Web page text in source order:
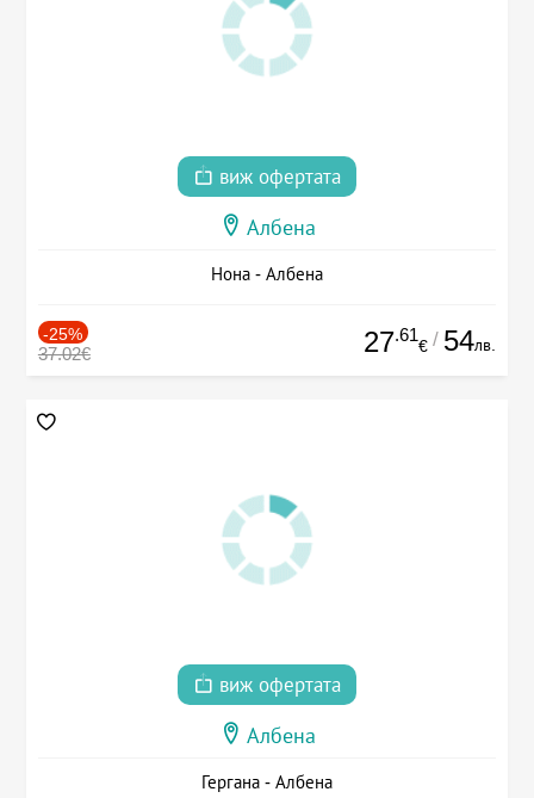
виж офертата
Албена
Нона - Албена
-25%
37.02€ 27.61
€ / 54лв.
виж офертата
Албена
Гергана - Албена